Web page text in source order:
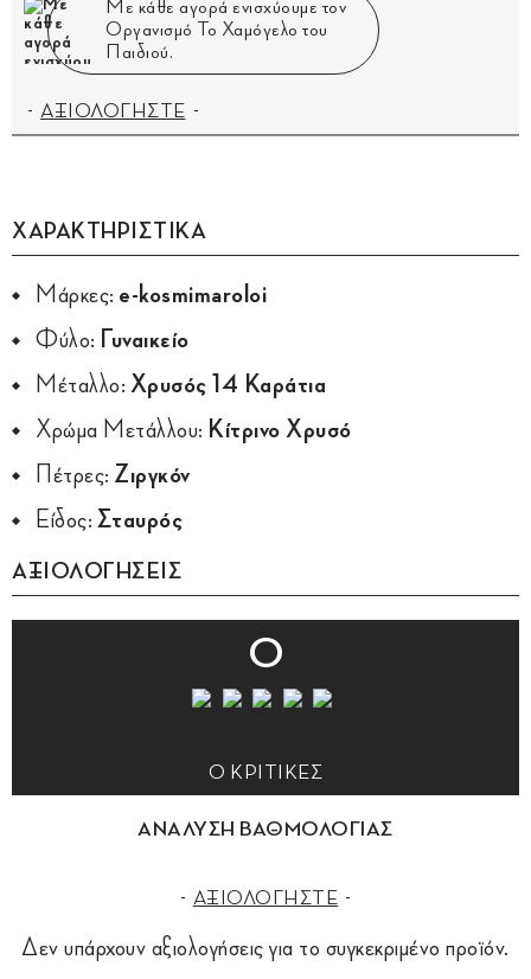
Με κάθε αγορά ενισχύουμε τον
Οργανισμό Το Χαμόγελο του
Παιδιού.
ΑΞΙΟΛΟΓΗΣΤΕ
ΧΑΡΑΚΤΗΡΙΣΤΙΚΑ
Μάρκες: e-kosmimaroloi
Φύλο:
Γυναικείο
Μέταλλο: Χρυσός 14 Καράτια
Χρώμα Μετάλλου: Κίτρινο Χρυσό
Πέτρες: Ζιργκόν
Είδος: Σταυρός
ΑΞΙΟΛΟΓΗΣΕΙΣ
0
0 ΚΡΙΤΙΚΕΣ
ΑΝΑΛΥΣΗ ΒΑΘΜΟΛΟΓΙΑΣ
ΑΞΙΟΛΟΓΗΣΤΕ
Δεν υπάρχουν αξιολογήσεις για το συγκεκριμένο προϊόν.